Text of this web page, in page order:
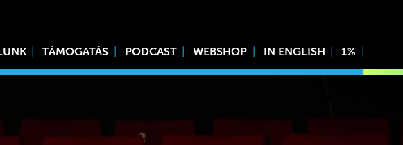
TÁMOGATÁS PODCAST WEBSHOP IN ENGLISH 1%